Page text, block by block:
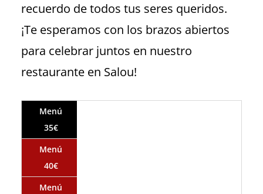
recuerdo de todos tus seres queridos.
¡Te esperamos con los brazos abiertos
para celebrar juntos en nuestro
restaurante en Salou!
Menú
35€
Menú
40€
Menú